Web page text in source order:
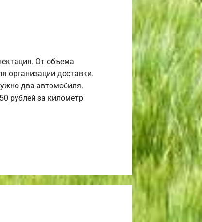
От объема
организации доставки.
два автомобиля.
рублей за километр.